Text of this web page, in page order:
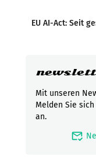
EU AI-Act: Seit
Mit unseren
Melden Sie
an.
mark_email_read